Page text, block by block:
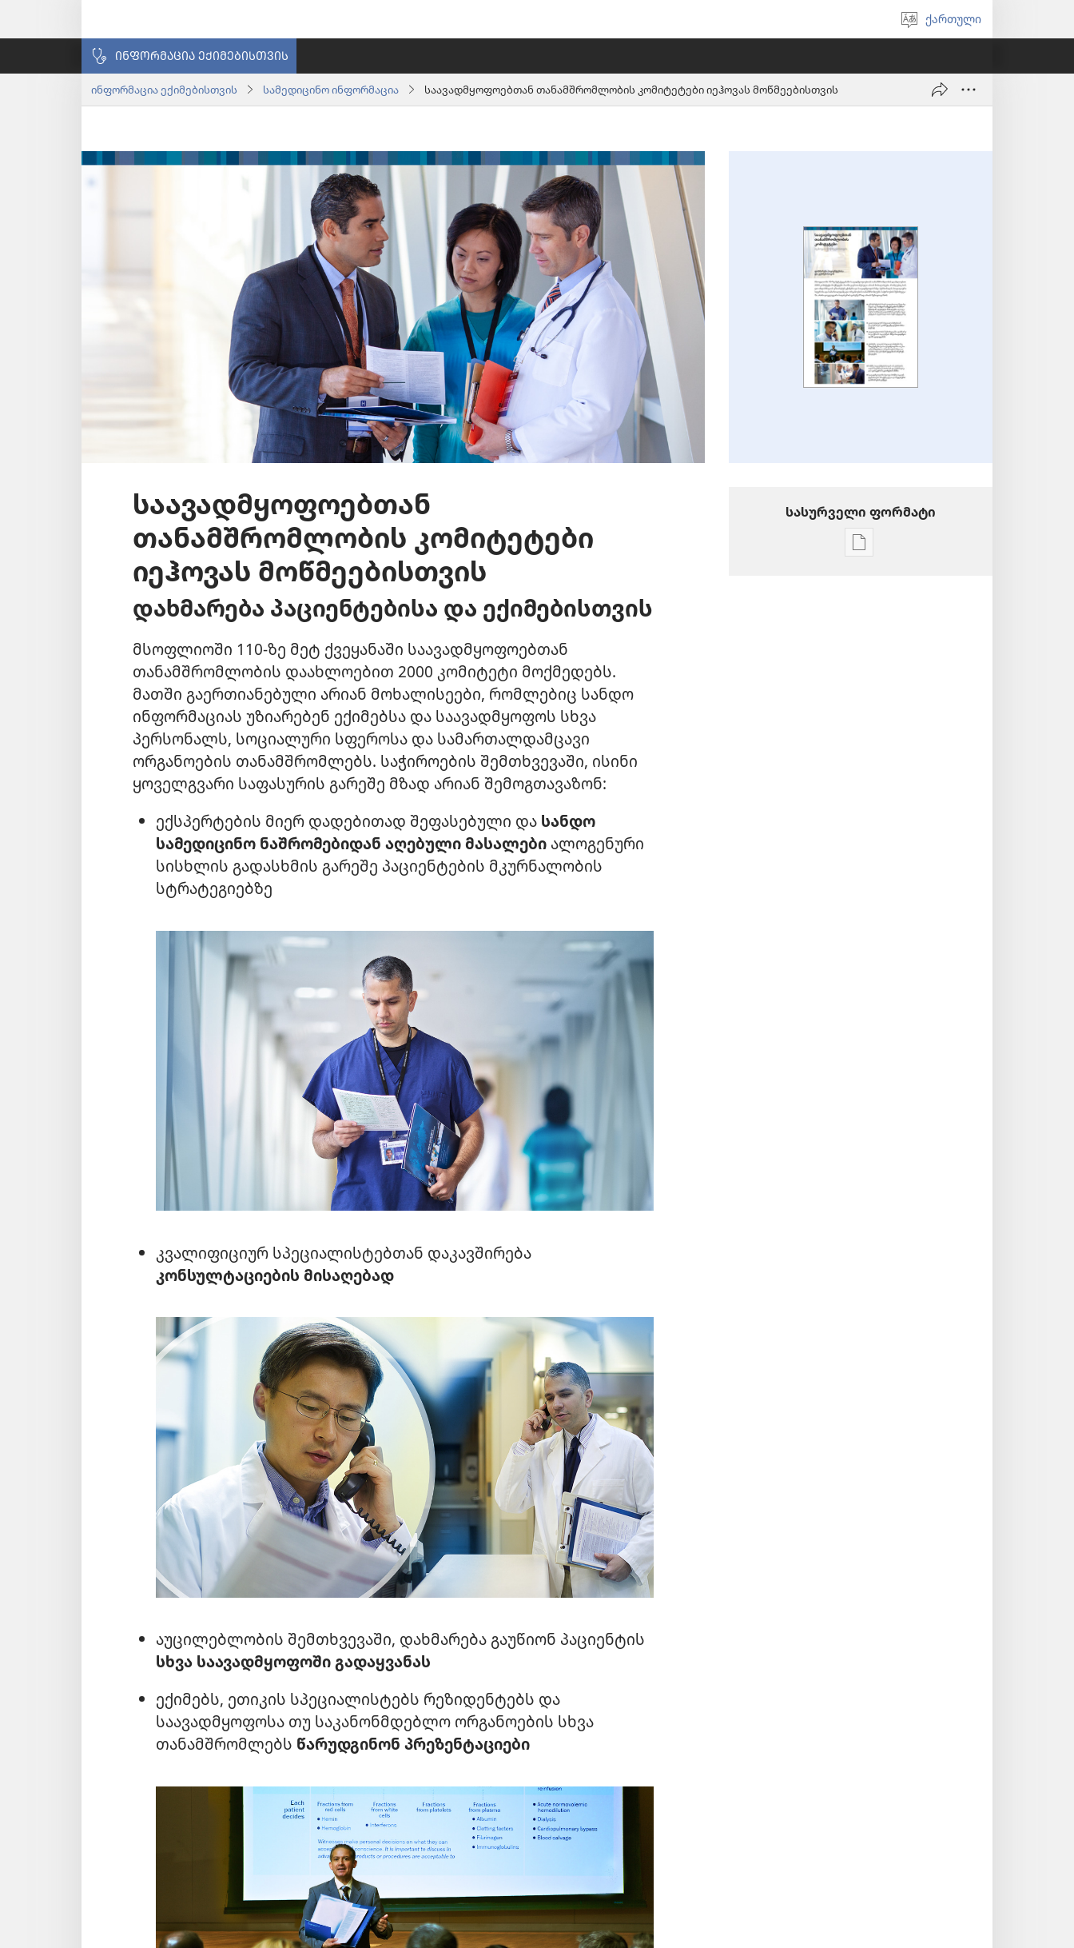
აირჩიეთ
ენა
ქართული
ᲘᲜᲤᲝᲠᲛᲐᲪᲘᲐ ᲔᲥᲘᲛᲔᲑᲘᲡᲗᲕᲘᲡ
ინფორმაცია ექიმებისთვის სამედიცინო ინფორმაცია საავადმყოფოებთან თანამშრომლობის კომიტეტები იეჰოვას მოწმეებისთვის
საავადმყოფოებთან
თანამშრომლობის კომიტეტები
იეჰოვას მოწმეებისთვის
დახმარება პაციენტებისა და ექიმებისთვის
მსოფლიოში 110-ზე მეტ ქვეყანაში საავადმყოფოებთან
თანამშრომლობის დაახლოებით 2000 კომიტეტი მოქმედებს.
მათში გაერთიანებული არიან მოხალისეები, რომლებიც სანდო
ინფორმაციას უზიარებენ ექიმებსა და საავადმყოფოს სხვა
პერსონალს, სოციალური სფეროსა და სამართალდამცავი
ორგანოების თანამშრომლებს. საჭიროების შემთხვევაში, ისინი
ყოველგვარი საფასურის გარეშე მზად არიან შემოგთავაზონ:
ექსპერტების მიერ დადებითად შეფასებული და სანდო
სამედიცინო ნაშრომებიდან აღებული მასალებიალოგენური
სისხლის გადასხმის გარეშე პაციენტების მკურნალობის
სტრატეგიებზე
კვალიფიციურ სპეციალისტებთან დაკავშირება
კონსულტაციების მისაღებად
აუცილებლობის შემთხვევაში, დახმარება გაუწიონ პაციენტის
სხვა საავადმყოფოში გადაყვანას
ექიმებს, ეთიკის სპეციალისტებს რეზიდენტებს და
საავადმყოფოსა თუ საკანონმდებლო ორგანოების სხვა
თანამშრომლებს წარუდგინონ პრეზენტაციები
სასურველი ფორმატი
პუბლიკაციების